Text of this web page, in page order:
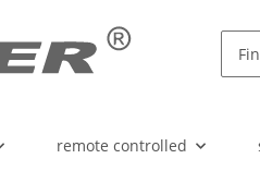
remote controlled